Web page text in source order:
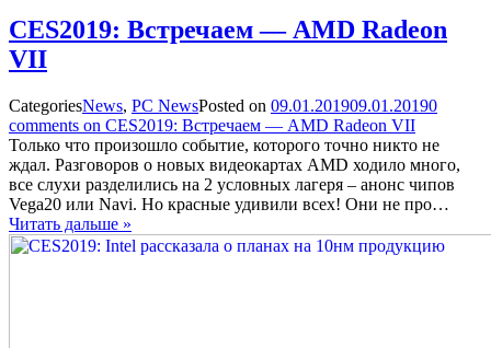
CES2019: Встречаем — AMD Radeon
VII
CategoriesNews, PC NewsPosted on 09.01.201909.01.20190
comments on CES2019: Встречаем — AMD Radeon VII
Только что произошло событие, которого точно никто не
ждал. Разговоров о новых видеокартах AMD ходило много,
все слухи разделились на 2 условных лагеря – анонс чипов
Vega20 или Navi. Но красные удивили всех! Они не про…
Читать дальше »